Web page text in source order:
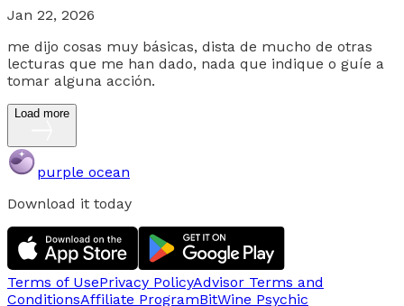
Jan 22, 2026
me dijo cosas muy básicas, dista de mucho de otras
lecturas que me han dado, nada que indique o guíe a
tomar alguna acción.
Load more
purple ocean
Download it today
Terms of UsePrivacy PolicyAdvisor Terms and
ConditionsAffiliate ProgramBitWine Psychic